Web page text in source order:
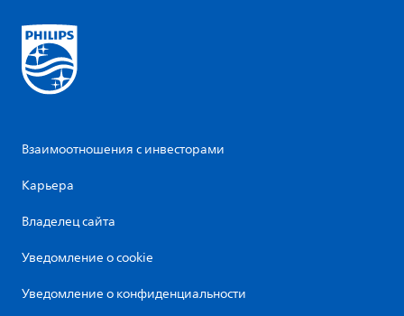
Взаимоотношения с инвесторами
Карьера
Владелец сайта
Уведомление о cookie
Уведомление о конфиденциальности